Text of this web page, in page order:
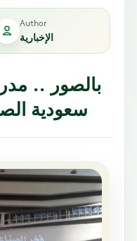
Author
الإخبارية
بالصور ..
سعودية